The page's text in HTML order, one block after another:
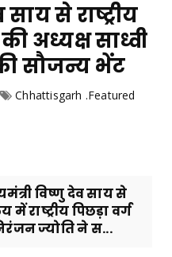
से राष्ट्रीय
अध्यक्ष साध्वी
सौजन्य भेंट
Chhattisgarh .Featured
विष्णु देव साय से
राष्ट्रीय पिछड़ा वर्ग
ज्योति ने स...